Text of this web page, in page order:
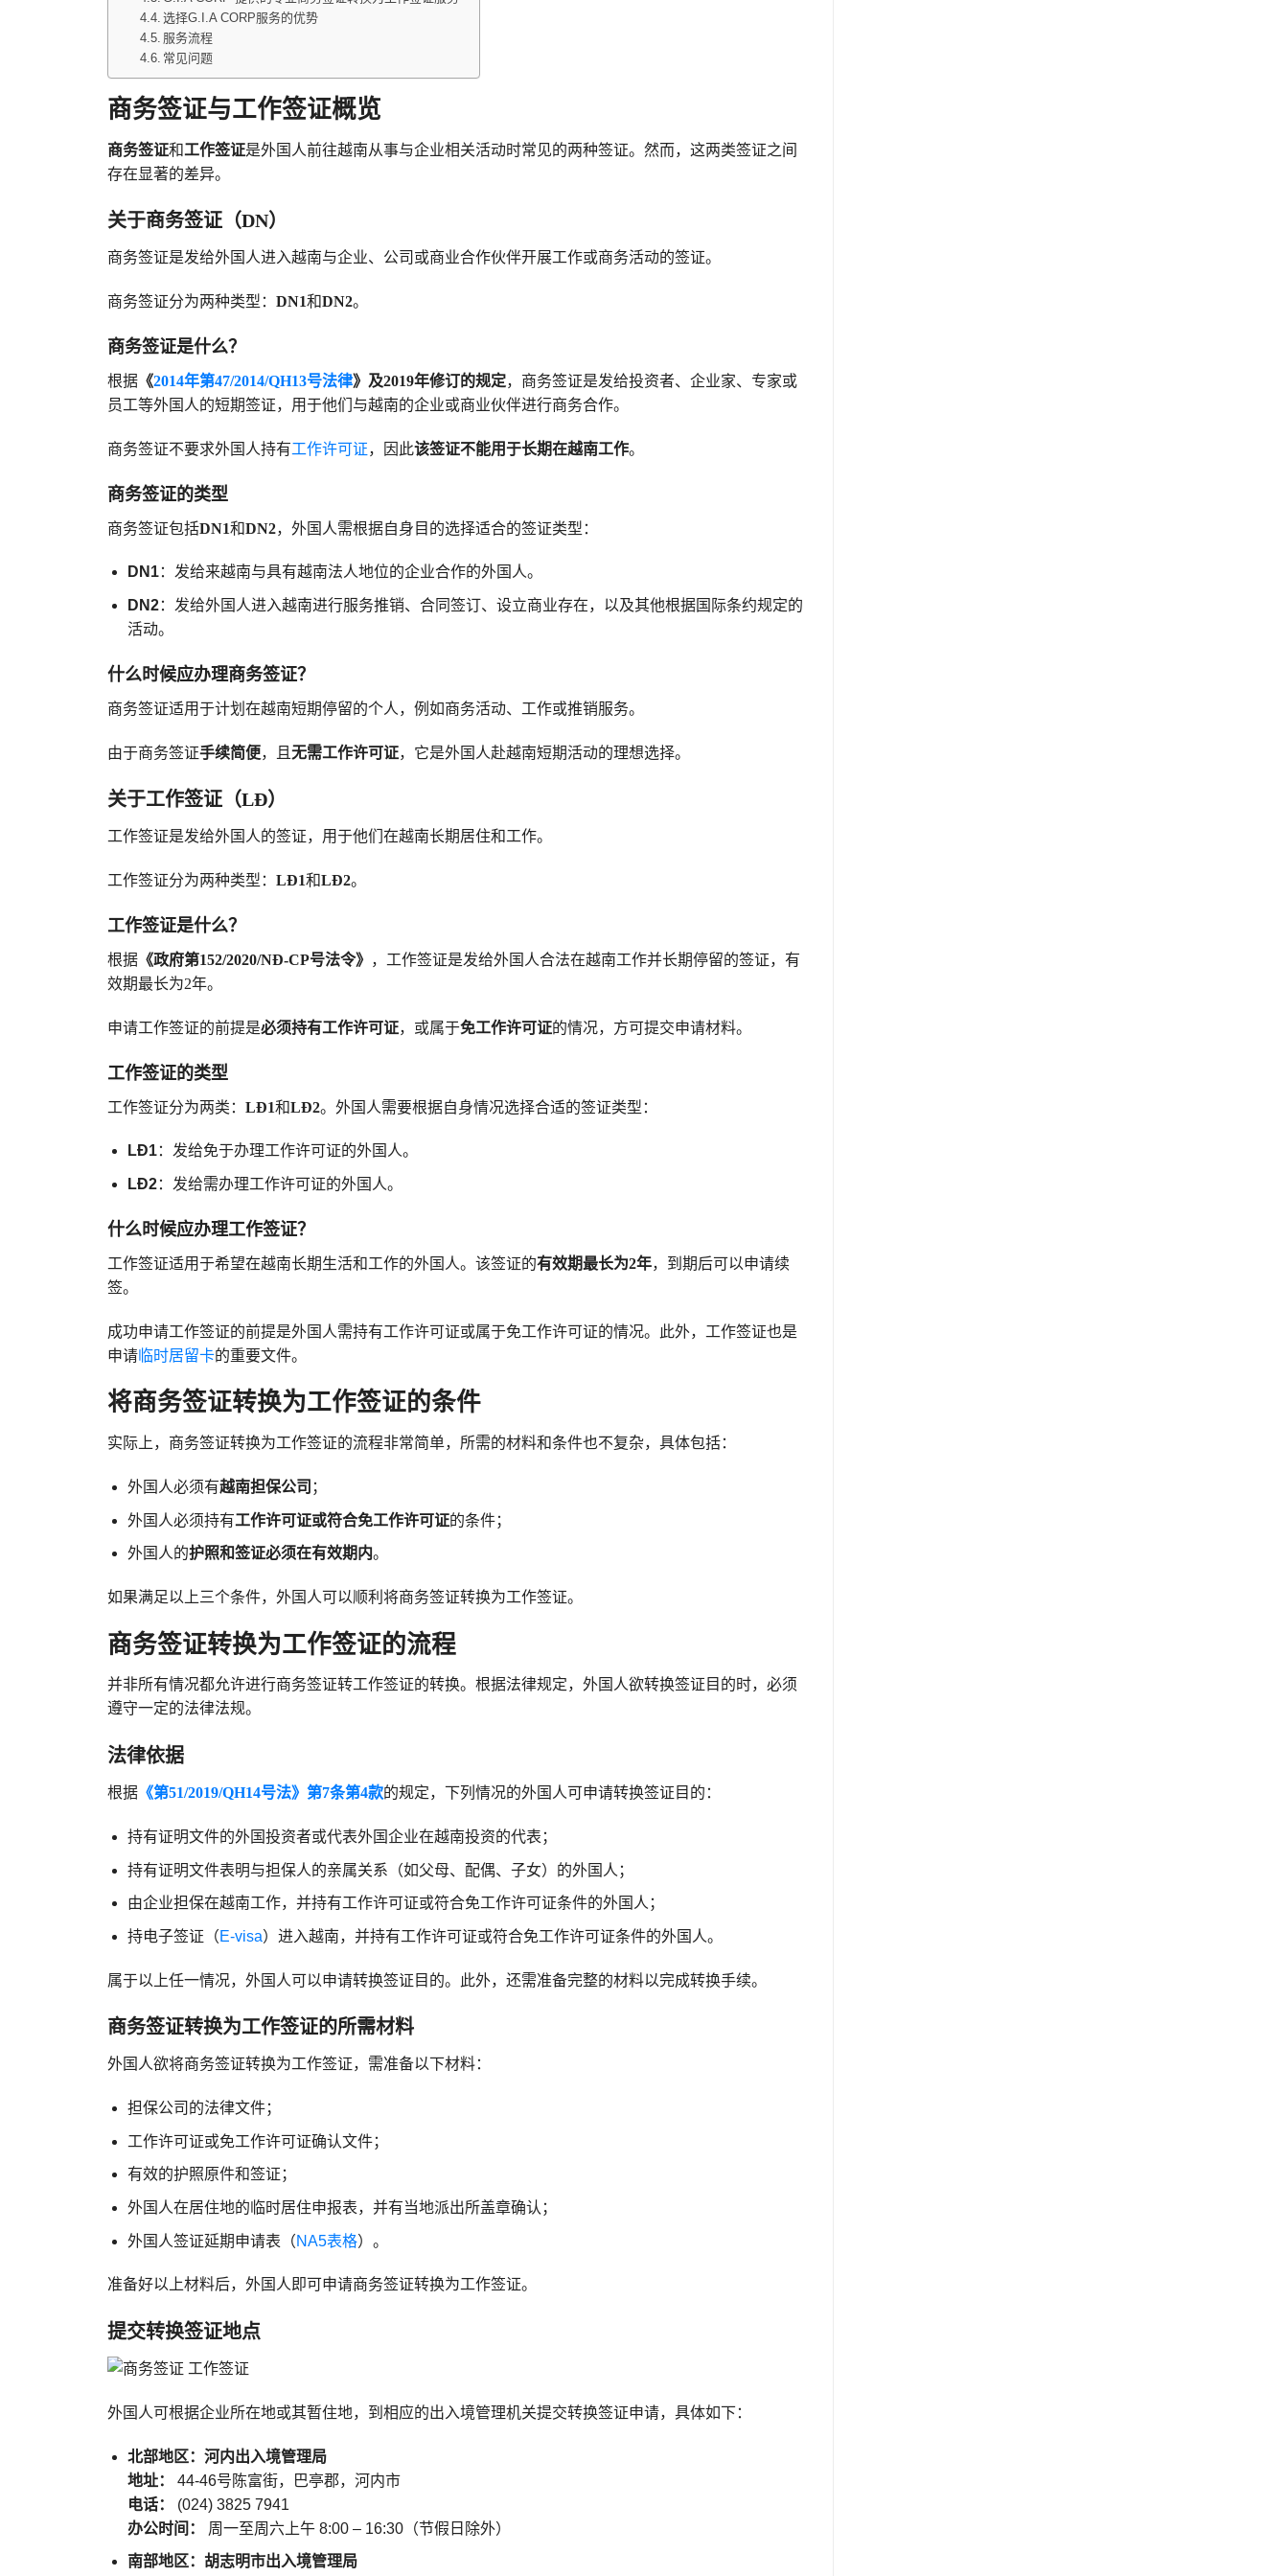
选择G.I.A CORP服务的优势
服务流程
常见问题
商务签证与工作签证概览
商务签证和工作签证是外国人前往越南从事与企业相关活动时常见的两种签证。然而，这两类签证之间
存在显著的差异。
关于商务签证（DN）
商务签证是发给外国人进入越南与企业、公司或商业合作伙伴开展工作或商务活动的签证。
商务签证分为两种类型： DN1和DN2。
商务签证是什么？
根据 《2014年第47/2014/QH13号法律》及2019年修订的规定，商务签证是发给投资者、企业家、专家或
员工等外国人的短期签证，用于他们与越南的企业或商业伙伴进行商务合作。
商务签证不要求外国人持有工作许可证，因此该签证不能用于长期在越南工作。
商务签证的类型
商务签证包括DN1和DN2，外国人需根据自身目的选择适合的签证类型：
DN1：发给来越南与具有越南法人地位的企业合作的外国人。
DN2：发给外国人进入越南进行服务推销、合同签订、设立商业存在，以及其他根据国际条约规定的
活动。
什么时候应办理商务签证？
商务签证适用于计划在越南短期停留的个人，例如商务活动、工作或推销服务。
由于商务签证手续简便，且 无需工作许可证，它是外国人赴越南短期活动的理想选择。
关于工作签证（LĐ）
工作签证是发给外国人的签证，用于他们在越南长期居住和工作。
工作签证分为两种类型： LĐ1和LĐ2。
工作签证是什么？
根据 《政府第152/2020/NĐ-CP号法令》 ，工作签证是发给外国人合法在越南工作并长期停留的签证，有
效期最长为2年。
申请工作签证的前提是必须持有工作许可证，或属于免工作许可证的情况，方可提交申请材料。
工作签证的类型
工作签证分为两类： LĐ1和LĐ2。外国人需要根据自身情况选择合适的签证类型：
LĐ1：发给免于办理工作许可证的外国人。
LĐ2：发给需办理工作许可证的外国人。
什么时候应办理工作签证？
工作签证适用于希望在越南长期生活和工作的外国人。该签证的有效期最长为2年，到期后可以申请续
签。
成功申请工作签证的前提是外国人需持有工作许可证或属于免工作许可证的情况。此外，工作签证也是
申请 临时居留卡的重要文件。
将商务签证转换为工作签证的条件
实际上，商务签证转换为工作签证的流程非常简单，所需的材料和条件也不复杂，具体包括：
外国人必须有越南担保公司 ；
外国人必须持有工作许可证或符合免工作许可证的条件；
外国人的护照和签证必须在有效期内。
如果满足以上三个条件，外国人可以顺利将商务签证转换为工作签证。
商务签证转换为工作签证的流程
并非所有情况都允许进行商务签证转工作签证的转换。根据法律规定，外国人欲转换签证目的时，必须
遵守一定的法律法规。
法律依据
根据 《第51/2019/QH14号法》第7条第4款的规定，下列情况的外国人可申请转换签证目的：
持有证明文件的外国投资者或代表外国企业在越南投资的代表；
持有证明文件表明与担保人的亲属关系（如父母、配偶、子女）的外国人；
由企业担保在越南工作，并持有工作许可证或符合免工作许可证条件的外国人；
持电子签证（E-visa）进入越南，并持有工作许可证或符合免工作许可证条件的外国人。
属于以上任一情况，外国人可以申请转换签证目的。此外，还需准备完整的材料以完成转换手续。
商务签证转换为工作签证的所需材料
外国人欲将商务签证转换为工作签证，需准备以下材料：
担保公司的法律文件；
工作许可证或免工作许可证确认文件；
有效的护照原件和签证；
外国人在居住地的临时居住申报表，并有当地派出所盖章确认；
外国人签证延期申请表（NA5表格）。
准备好以上材料后，外国人即可申请商务签证转换为工作签证。
提交转换签证地点
外国人可根据企业所在地或其暂住地，到相应的出入境管理机关提交转换签证申请，具体如下：
北部地区：河内出入境管理局
地址：
44-46号陈富街，巴亭郡，河内市
电话：
(024) 3825 7941
办公时间：
周一至周六上午 8:00 – 16:30（节假日除外）
南部地区：胡志明市出入境管理局